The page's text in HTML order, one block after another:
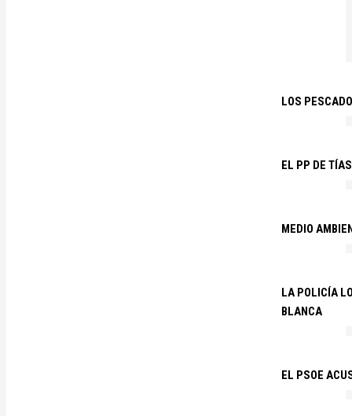
LOS
EL PP DE
MEDIO
LA POLICÍA
BLANCA
EL PSOE